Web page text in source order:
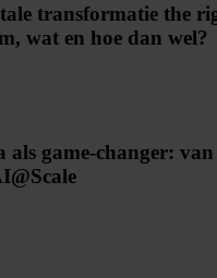
transformatie the
wat en hoe dan wel?
als game-changer: